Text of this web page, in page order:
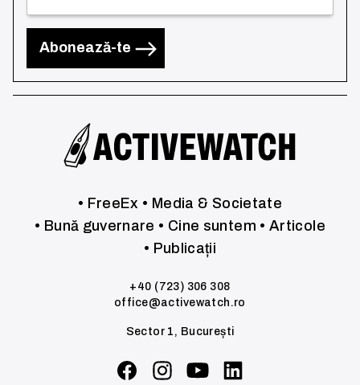
Abonează-te
• FreeEx • Media & Societate
• Bună guvernare • Cine suntem • Articole
• Publicații
+40 (723) 306 308
office@activewatch.ro
Sector 1, București